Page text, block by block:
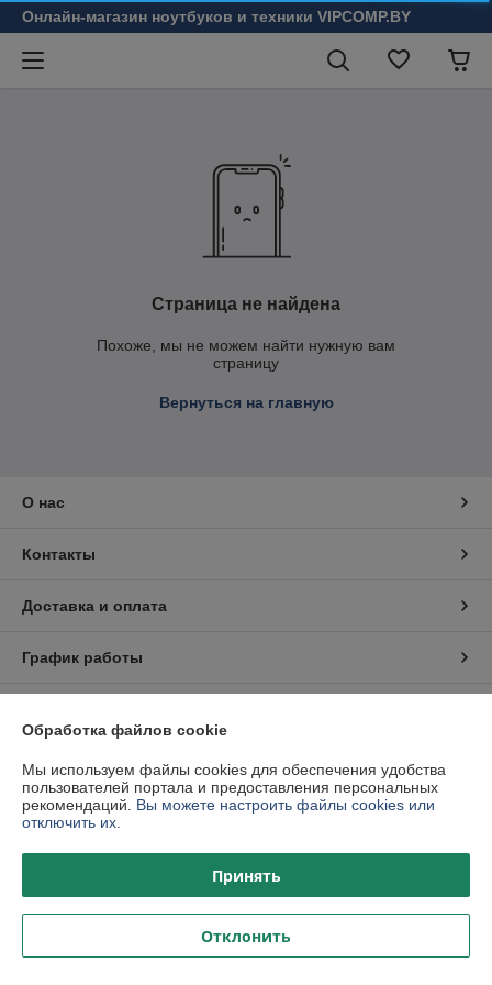
Онлайн-магазин ноутбуков и техники VIPCOMP.BY
Страница не найдена
Похоже, мы не можем найти нужную вам
страницу
Вернуться на главную
О нас
Контакты
Доставка и оплата
График работы
Политика обработки cookies
Сайт создан на платформе Deal.by
Обработка файлов cookie
Мы используем файлы cookies для обеспечения удобства
пользователей портала и предоставления персональных
рекомендаций. Вы можете настроить файлы cookies или
отключить их.
Принять
Отклонить